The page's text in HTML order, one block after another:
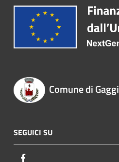
Comune di Gaggi
SEGUICI SU